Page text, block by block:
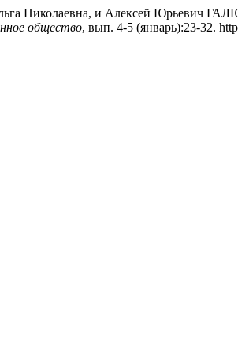
Николаевна, и Алексей Юрьевич
общество, вып. 4-5 (январь):23-32.